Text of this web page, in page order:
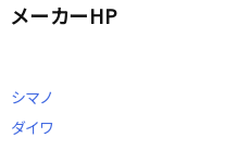
メーカーHP
シマノ
ダイワ